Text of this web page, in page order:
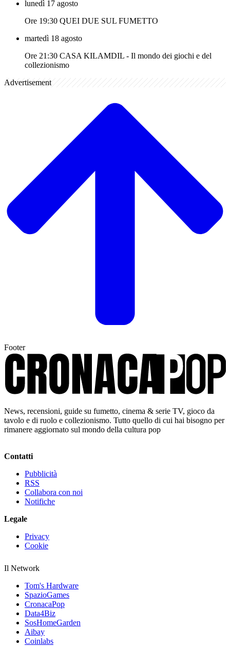
lunedì 17 agosto
Ore 19:30 QUEI DUE SUL FUMETTO
martedì 18 agosto
Ore 21:30 CASA KILAMDIL - Il mondo dei giochi e del
collezionismo
Advertisement
Footer
News, recensioni, guide su fumetto, cinema & serie TV, gioco da
tavolo e di ruolo e collezionismo. Tutto quello di cui hai bisogno per
rimanere aggiornato sul mondo della cultura pop
Contatti
Pubblicità
RSS
Collabora con noi
Notifiche
Legale
Privacy
Cookie
Il Network
Tom's Hardware
SpazioGames
CronacaPop
Data4Biz
SosHomeGarden
Aibay
Coinlabs